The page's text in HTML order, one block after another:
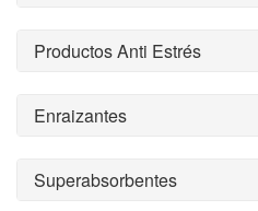
Productos Anti Estrés
Enraizantes
Superabsorbentes